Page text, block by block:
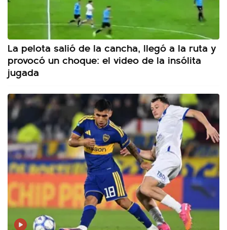
La pelota salió de la cancha, llegó a la ruta y
provocó un choque: el video de la insólita
jugada